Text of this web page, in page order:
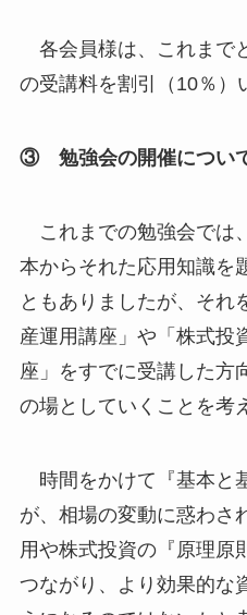
各会員様は、これまで
の受講料を割引（10％）
③ 勉強会の開催につい
これまでの勉強会では
本からそれた応用知識を
ともありましたが、それ
産運用講座」や「株式投
座」をすでに受講した方
の場としていくことを考
時間をかけて『基本と
が、相場の変動に惑わさ
用や株式投資の『原理原
つながり、より効果的な